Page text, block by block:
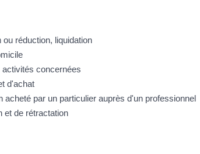
ou réduction, liquidation
concernées
d'achat
acheté par un particulier auprès d'un professionnel
et de rétractation